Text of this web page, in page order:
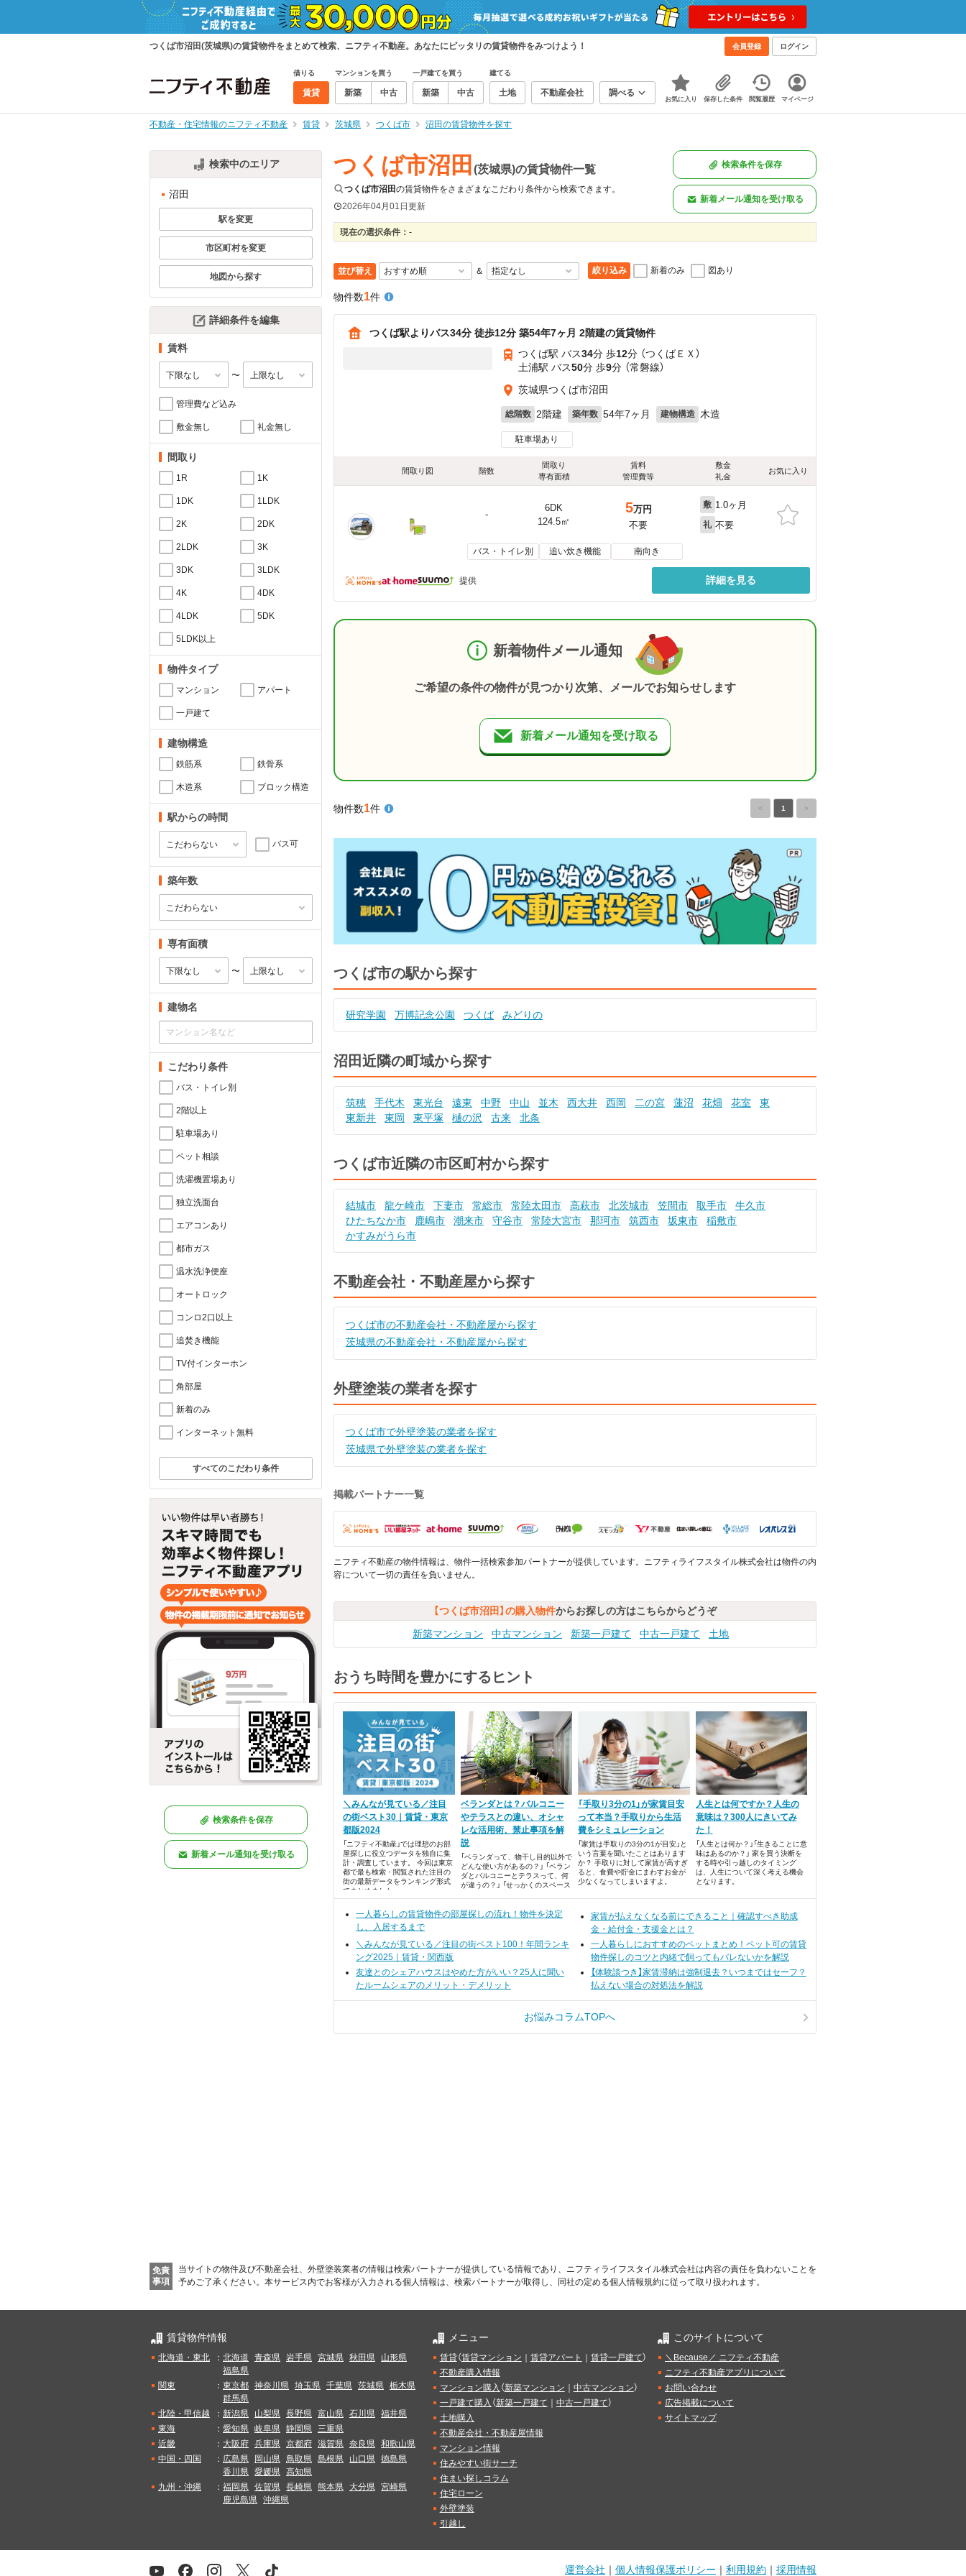
つくば市沼田(茨城県)の賃貸物件をまとめて検索、ニフティ不動産。あなたにピッタリの賃貸物件をみつけよう！ 会員登録 ログイン
借りる
賃貸
マンションを買う
新築 中古
一戸建てを買う
新築 中古
建てる
土地 不動産会社 調べる
お気に入り 保存した条件 閲覧履歴 マイページ
不動産・住宅情報のニフティ不動産 賃貸 茨城県 つくば市 沼田の賃貸物件を探す
検索中のエリア
沼田
駅を変更
市区町村を変更
地図から探す
詳細条件を編集
賃料
〜
管理費など込み
敷金無し 礼金無し
間取り
1R 1K
1DK 1LDK
2K 2DK
2LDK 3K
3DK 3LDK
4K 4DK
4LDK 5DK
5LDK以上
物件タイプ
マンション アパート
一戸建て
建物構造
鉄筋系 鉄骨系
木造系 ブロック構造
駅からの時間
バス可
築年数
専有面積
〜
建物名
こだわり条件
バス・トイレ別
2階以上
駐車場あり
ペット相談
洗濯機置場あり
独立洗面台
エアコンあり
都市ガス
温水洗浄便座
オートロック
コンロ2口以上
追焚き機能
TV付インターホン
角部屋
新着のみ
インターネット無料
すべてのこだわり条件
検索条件を保存
新着メール通知を受け取る
つくば市沼田 (茨城県)の賃貸物件一覧
つくば市沼田の賃貸物件をさまざまなこだわり条件から検索できます。
2026年04月01日更新
検索条件を保存
新着メール通知を受け取る
現在の選択条件： -
並び替え ＆ 絞り込み 新着のみ 図あり
物件数1件
つくば駅よりバス34分 徒歩12分 築54年7ヶ月 2階建の賃貸物件
つくば駅 バス34分 歩12分 （つくばＥＸ）
土浦駅 バス50分 歩9分 （常磐線）
茨城県つくば市沼田
総階数 2階建 築年数 54年7ヶ月 建物構造 木造
駐車場あり
間取り図 階数
間取り
専有面積
賃料
管理費等
敷金
礼金
お気に入り
-
6DK
124.5㎡
5万円
不要
敷 1.0ヶ月
礼 不要
バス・トイレ別 追い炊き機能 南向き
提供 詳細を見る
新着物件メール通知
ご希望の条件の物件が見つかり次第、メールでお知らせします
新着メール通知を受け取る
物件数1件 < 1 >
つくば市の駅から探す
研究学園 万博記念公園 つくば みどりの
沼田近隣の町域から探す
筑穂 手代木 東光台 遠東 中野 中山 並木 西大井 西岡 二の宮 蓮沼 花畑 花室
東
東新井
東岡 東平塚 樋の沢 古来 北条
つくば市近隣の市区町村から探す
結城市 龍ケ崎市 下妻市 常総市 常陸太田市 高萩市 北茨城市 笠間市 取手市
牛久市
ひたちなか市
鹿嶋市 潮来市 守谷市 常陸大宮市 那珂市 筑西市 坂東市
稲敷市
かすみがうら市
不動産会社・不動産屋から探す
つくば市の不動産会社・不動産屋から探す
茨城県の不動産会社・不動産屋から探す
外壁塗装の業者を探す
つくば市で外壁塗装の業者を探す
茨城県で外壁塗装の業者を探す
掲載パートナー一覧
ニフティ不動産の物件情報は、物件一括検索参加パートナーが提供しています。ニフティライフスタイル株式会社は物件の内
容について一切の責任を負いません。
【つくば市沼田】の購入物件からお探しの方はこちらからどうぞ
新築マンション
中古マンション 新築一戸建て 中古一戸建て 土地
おうち時間を豊かにするヒント
＼みんなが見ている／注目
の街ベスト30｜賃貸・東京
都版2024
「ニフティ不動産」では理想のお部
屋探しに役立つデータを独自に集
計・調査しています。 今回は東京
都で最も検索・閲覧された注目の
街の最新データをランキング形式
でまとめました。
ベランダとは？バルコニー
やテラスとの違い、オシャ
レな活用術、禁止事項を解
説
「ベランダって、物干し目的以外で
どんな使い方があるの？」 「ベラン
ダとバルコニーとテラスって、何
が違うの？」 「せっかくのスペース
りを重視している方は多いです
でしょうか。
「手取り3分の1」が家賃目安
って本当？手取りから生活
費をシミュレーション
「家賃は手取りの3分の1が目安」と
いう言葉を聞いたことはあります
か？ 手取りに対して家賃が高すぎ
ると、食費や貯金にまわすお金が
少なくなってしまいますよ。
人生とは何ですか？人生の
意味は？300人にきいてみ
た！
「人生とは何か？」「生きることに意
味はあるのか？」 家を買う決断を
する時や引っ越しのタイミング
は、人生について深く考える機会
となります。
一人暮らしの賃貸物件の部屋探しの流れ！物件を決定
し、入居するまで
家賃が払えなくなる前にできること｜確認すべき助成
金・給付金・支援金とは？
＼みんなが見ている／注目の街ベスト100！年間ランキ
ング2025｜賃貸・関西版
一人暮らしにおすすめのペットまとめ！ペット可の賃貸
物件探しのコツと内緒で飼ってもバレないかを解説
友達とのシェアハウスはやめた方がいい？25人に聞い
たルームシェアのメリット・デメリット
【体験談つき】家賃滞納は強制退去？いつまではセーフ？
払えない場合の対処法を解説
お悩みコラムTOPへ
免責
事項
当サイトの物件及び不動産会社、外壁塗装業者の情報は検索パートナーが提供している情報であり、ニフティライフスタイル株式会社は内容の責任を負わないことを
予めご了承ください。 本サービス内でお客様が入力される個人情報は、検索パートナーが取得し、同社の定める個人情報規約に従って取り扱われます。
賃貸物件情報
北海道・東北 ： 北海道 青森県 岩手県 宮城県 秋田県
山形県
福島県
関東
： 東京都 神奈川県 埼玉県 千葉県 茨城県 栃木県
群馬県
北陸・甲信越
： 新潟県 山梨県 長野県 富山県 石川県 福井県
東海
： 愛知県 岐阜県 静岡県 三重県
近畿
： 大阪府 兵庫県 京都府 滋賀県 奈良県 和歌山県
中国・四国
： 広島県 岡山県 鳥取県 島根県 山口県 徳島県
香川県 愛媛県 高知県
九州・沖縄
： 福岡県 佐賀県 長崎県 熊本県 大分県 宮崎県
鹿児島県 沖縄県
メニュー
賃貸（賃貸マンション 賃貸アパート 賃貸一戸建て）
不動産購入情報
マンション購入 （新築マンション 中古マンション）
一戸建て購入 （新築一戸建て 中古一戸建て）
土地購入
不動産会社・不動産屋情報
マンション情報
住みやすい街サーチ
住まい探しコラム
住宅ローン
外壁塗装
引越し
このサイトについて
＼Because／ ニフティ不動産
ニフティ不動産アプリについて
お問い合わせ
広告掲載について
サイトマップ
運営会社 ｜ 個人情報保護ポリシー ｜ 利用規約 ｜ 採用情報